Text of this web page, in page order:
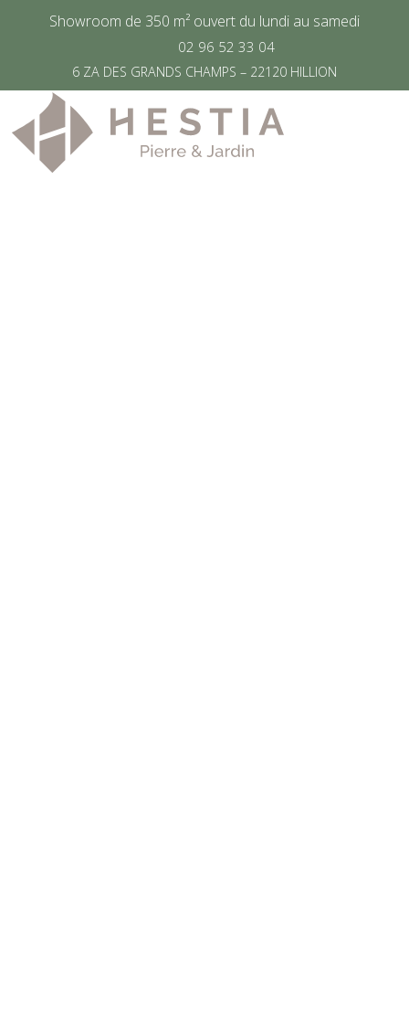
Showroom de 350 m² ouvert du lundi au samedi
02 96 52 33 04
6 ZA DES GRANDS CHAMPS – 22120 HILLION